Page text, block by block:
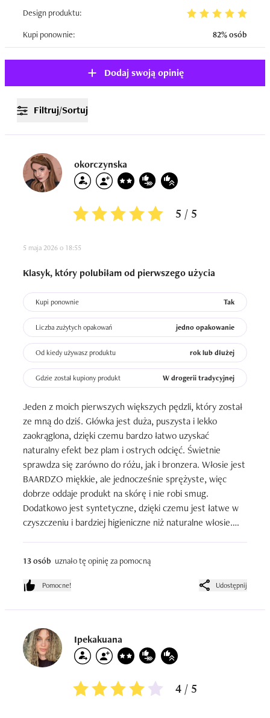
Design produktu:
Kupi ponownie:
82% osób
Dodaj swoją opinię
Filtruj/Sortuj
okorczynska
5 / 5
5 maja 2026 o 18:55
Klasyk, który polubiłam od pierwszego użycia
Kupi ponownie Tak
Liczba zużytych opakowań jedno opakowanie
Od kiedy używasz produktu rok lub dłużej
Gdzie został kupiony produkt W drogerii tradycyjnej
Jeden z moich pierwszych większych pędzli, który został
ze mną do dziś. Główka jest duża, puszysta i lekko
zaokrąglona, dzięki czemu bardzo łatwo uzyskać
naturalny efekt bez plam i ostrych odcięć. Świetnie
sprawdza się zarówno do różu, jak i bronzera. Włosie jest
BAARDZO miękkie, ale jednocześnie sprężyste, więc
dobrze oddaje produkt na skórę i nie robi smug.
Dodatkowo jest syntetyczne, dzięki czemu jest łatwe w
czyszczeniu i bardziej higieniczne niż naturalne włosie.
blendowaniu, bo  praktycznie nie da się zrobić nim
krzywdy. Nawet jeśli nałożysz za dużo produktu, pędzel
wszystko ładnie rozetrze i wyrówna. Idealny dla osób,
które wolą szybki makijaż bez precyzyjnego rysowania, z
13 osób uznało tę opinię za pomocną
Pomocne! Udostępnij
Ipekakuana
4 / 5